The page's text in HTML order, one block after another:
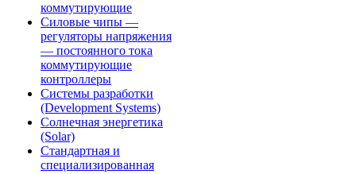
коммутирующие
Силовые чипы —
регуляторы напряжения
— постоянного тока
коммутирующие
контроллеры
Системы разработки
(Development Systems)
Солнечная энергетика
(Solar)
Стандартная и
специализированная